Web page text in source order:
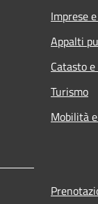
Imprese
Appalti
Catasto
Turismo
Mobilità